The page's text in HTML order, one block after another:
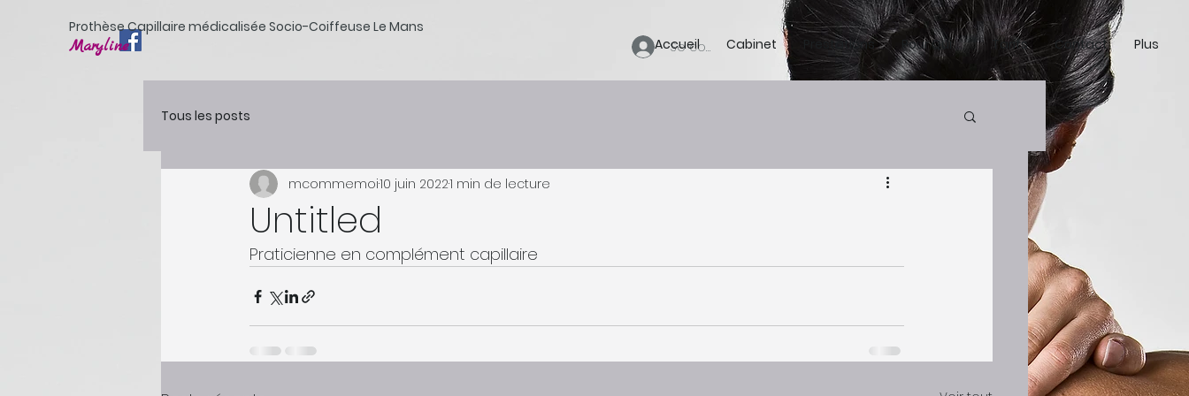
Prothèse Capillaire médicalisée Socio-Coiffeuse Le Mans
Maryline Accueil Cabinet Prestations Pour Qui .... Tarifs Contact Plus
Se connecter
Tous les posts
Untitled
mcommemoi10 juin 20221 min de lecture
Praticienne en complément capillaire